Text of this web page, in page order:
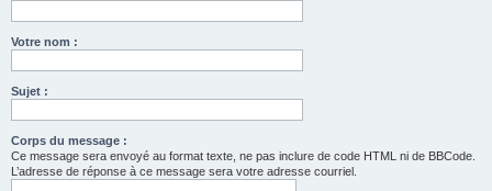
Votre nom :
Sujet :
Corps du message :
Ce message sera envoyé au format texte, ne pas inclure de code HTML ni de BBCode.
L’adresse de réponse à ce message sera votre adresse courriel.